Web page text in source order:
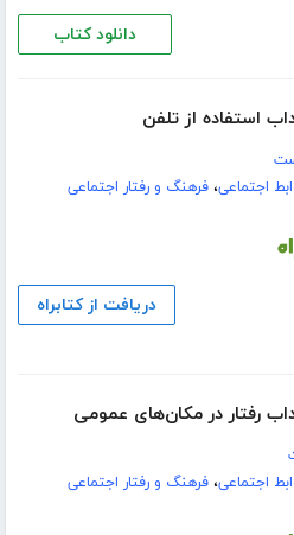
دانلود کتاب
استفاده از تلفن
اجتماعی،فرهنگ و رفتار اجتماعی
دریافت از کتابراه
رفتار در مکان‌های عمومی
اجتماعی،فرهنگ و رفتار اجتماعی